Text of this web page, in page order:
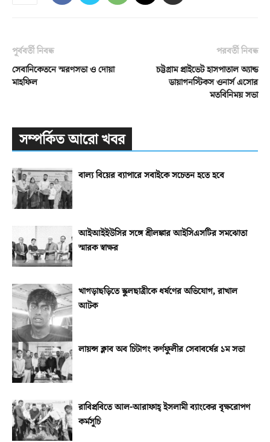
পূর্ববর্তী নিবন্ধ
সেবানিকেতনে স্মরণসভা ও দোয়া
মাহফিল
পরবর্তী নিবন্ধ
চট্টগ্রাম প্রাইভেট হাসপাতাল অ্যান্ড
ডায়াগনস্টিকস ওনার্স এসোর
মতবিনিময় সভা
সম্পর্কিত আরো খবর
বাল্য বিয়ের ব্যাপারে সবাইকে সচেতন হতে হবে
আইআইইউসির সঙ্গে শ্রীলঙ্কার আইসিএসটির সমঝোতা
স্মারক স্বাক্ষর
খাগড়াছড়িতে স্কুলছাত্রীকে ধর্ষণের অভিযোগ, রাখাল
আটক
লায়ন্স ক্লাব অব চিটাগং কর্ণফুলীর সেবাবর্ষের ১ম সভা
রাবিপ্রবিতে আল-আরাফাহ্‌ ইসলামী ব্যাংকের বৃক্ষরোপণ
কর্মসূচি